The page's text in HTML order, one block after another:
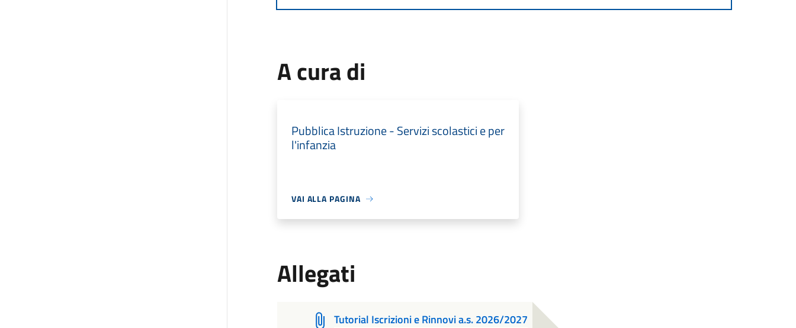
A cura di
Pubblica Istruzione - Servizi scolastici e per
l'infanzia
VAI ALLA PAGINA
Allegati
Tutorial Iscrizioni e Rinnovi a.s. 2026/2027